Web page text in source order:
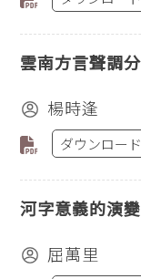
雲南方言聲調
楊時逢
ダウンロード
河字意義的演變
屈萬里